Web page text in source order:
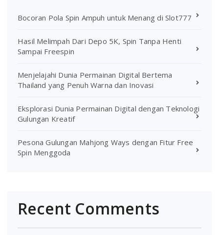
Bocoran Pola Spin Ampuh untuk Menang di Slot777
Hasil Melimpah Dari Depo 5K, Spin Tanpa Henti
Sampai Freespin
Menjelajahi Dunia Permainan Digital Bertema
Thailand yang Penuh Warna dan Inovasi
Eksplorasi Dunia Permainan Digital dengan Teknologi
Gulungan Kreatif
Pesona Gulungan Mahjong Ways dengan Fitur Free
Spin Menggoda
Recent Comments